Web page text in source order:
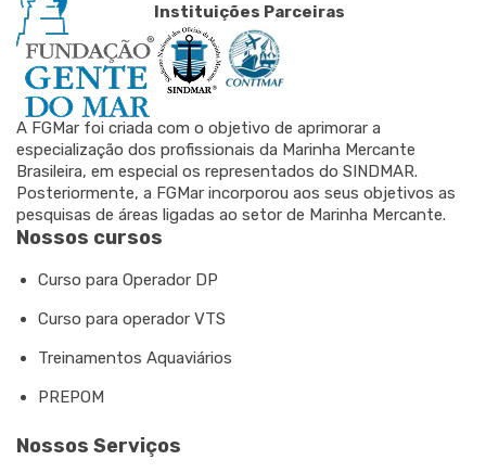
Instituições Parceiras
A FGMar foi criada com o objetivo de aprimorar a
especialização dos profissionais da Marinha Mercante
Brasileira, em especial os representados do SINDMAR.
Posteriormente, a FGMar incorporou aos seus objetivos as
pesquisas de áreas ligadas ao setor de Marinha Mercante.
Nossos cursos
Curso para Operador DP
Curso para operador VTS
Treinamentos Aquaviários
PREPOM
Nossos Serviços